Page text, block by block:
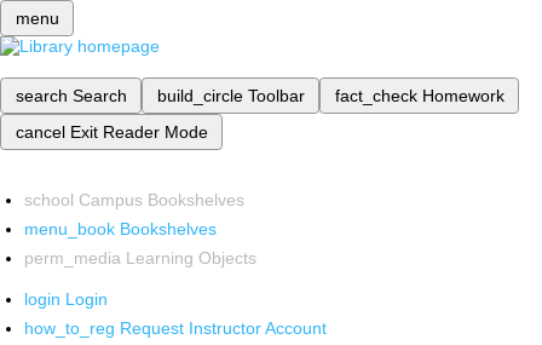
menu
search Search build_circle Toolbar fact_check Homework
cancel Exit Reader Mode
school Campus Bookshelves
menu_book Bookshelves
perm_media Learning Objects
login Login
how_to_reg Request Instructor Account